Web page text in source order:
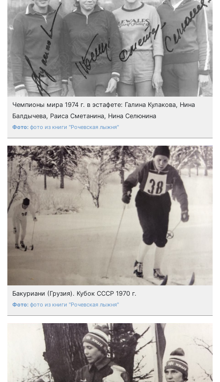
Чемпионы мира 1974 г. в эстафете: Галина Кулакова, Нина
Балдычева, Раиса Сметанина, Нина Селюнина
фото из книги "Рочевская лыжня"
Бакуриани (Грузия). Кубок СССР 1970 г.
фото из книги "Рочевская лыжня"